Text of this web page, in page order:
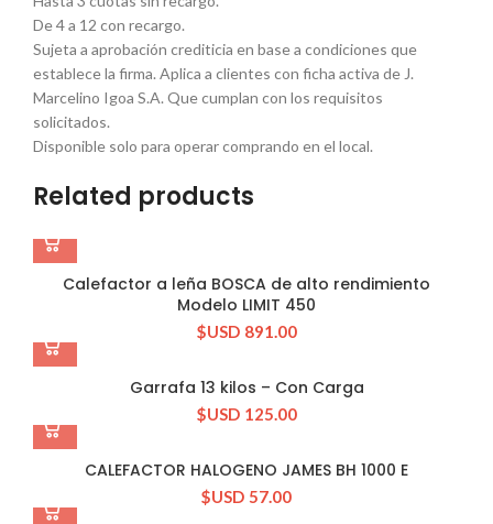
De 4 a 12 con recargo.
Sujeta a aprobación crediticia en base a condiciones que
establece la firma. Aplica a clientes con ficha activa de J.
Marcelino Igoa S.A. Que cumplan con los requisitos
solicitados.
Disponible solo para operar comprando en el local.
Related products
Calefactor a leña BOSCA de alto rendimiento
Modelo LIMIT 450
$USD 891.00
Garrafa 13 kilos – Con Carga
$USD 125.00
CALEFACTOR HALOGENO JAMES BH 1000 E
$USD 57.00